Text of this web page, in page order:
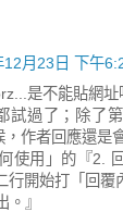
12月23日 下午
是不能貼網
試過了；除了
作者回應還是
使用」的『2.
行開始打「回覆
。』